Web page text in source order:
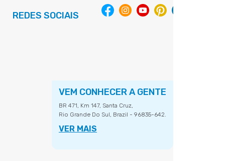
REDES SOCIAIS
VEM CONHECER A GENTE
BR 471, Km 147, Santa Cruz,
Rio Grande Do Sul, Brazil - 96835-642.
VER MAIS